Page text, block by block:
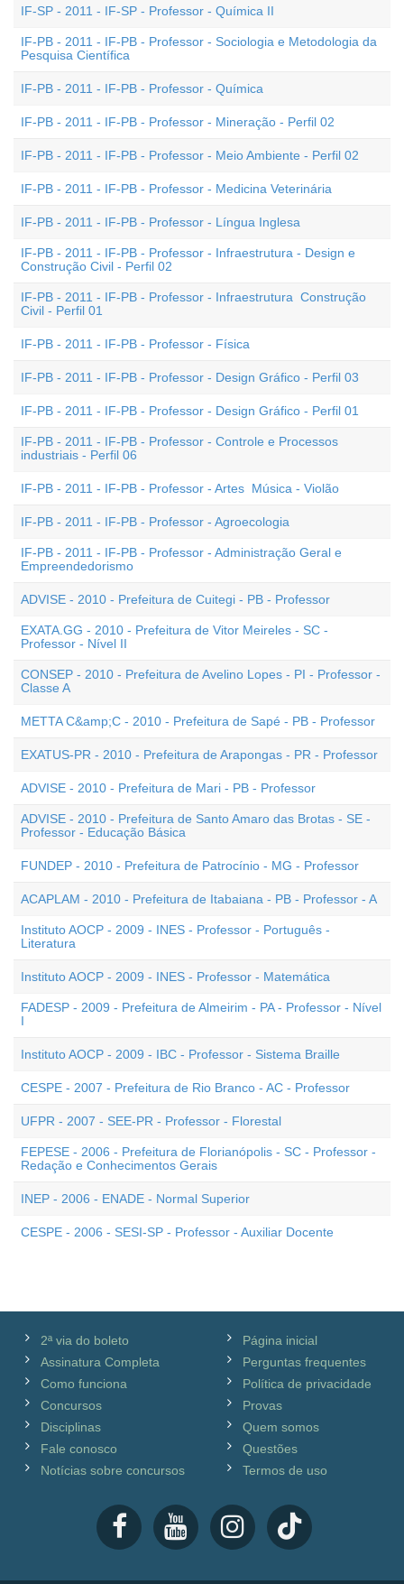
IF-SP - 2011 - IF-SP - Professor - Química II
IF-PB - 2011 - IF-PB - Professor - Sociologia e Metodologia da
Pesquisa Científica
IF-PB - 2011 - IF-PB - Professor - Química
IF-PB - 2011 - IF-PB - Professor - Mineração - Perfil 02
IF-PB - 2011 - IF-PB - Professor - Meio Ambiente - Perfil 02
IF-PB - 2011 - IF-PB - Professor - Medicina Veterinária
IF-PB - 2011 - IF-PB - Professor - Língua Inglesa
IF-PB - 2011 - IF-PB - Professor - Infraestrutura - Design e
Construção Civil - Perfil 02
IF-PB - 2011 - IF-PB - Professor - Infraestrutura  Construção
Civil - Perfil 01
IF-PB - 2011 - IF-PB - Professor - Física
IF-PB - 2011 - IF-PB - Professor - Design Gráfico - Perfil 03
IF-PB - 2011 - IF-PB - Professor - Design Gráfico - Perfil 01
IF-PB - 2011 - IF-PB - Professor - Controle e Processos
industriais - Perfil 06
IF-PB - 2011 - IF-PB - Professor - Artes  Música - Violão
IF-PB - 2011 - IF-PB - Professor - Agroecologia
IF-PB - 2011 - IF-PB - Professor - Administração Geral e
Empreendedorismo
ADVISE - 2010 - Prefeitura de Cuitegi - PB - Professor
EXATA.GG - 2010 - Prefeitura de Vitor Meireles - SC -
Professor - Nível II
CONSEP - 2010 - Prefeitura de Avelino Lopes - PI - Professor -
Classe A
METTA C&amp;C - 2010 - Prefeitura de Sapé - PB - Professor
EXATUS-PR - 2010 - Prefeitura de Arapongas - PR - Professor
ADVISE - 2010 - Prefeitura de Mari - PB - Professor
ADVISE - 2010 - Prefeitura de Santo Amaro das Brotas - SE -
Professor - Educação Básica
FUNDEP - 2010 - Prefeitura de Patrocínio - MG - Professor
ACAPLAM - 2010 - Prefeitura de Itabaiana - PB - Professor - A
Instituto AOCP - 2009 - INES - Professor - Português -
Literatura
Instituto AOCP - 2009 - INES - Professor - Matemática
FADESP - 2009 - Prefeitura de Almeirim - PA - Professor - Nível
I
Instituto AOCP - 2009 - IBC - Professor - Sistema Braille
CESPE - 2007 - Prefeitura de Rio Branco - AC - Professor
UFPR - 2007 - SEE-PR - Professor - Florestal
FEPESE - 2006 - Prefeitura de Florianópolis - SC - Professor -
Redação e Conhecimentos Gerais
INEP - 2006 - ENADE - Normal Superior
CESPE - 2006 - SESI-SP - Professor - Auxiliar Docente
2ª via do boleto
Assinatura Completa
Como funciona
Concursos
Disciplinas
Fale conosco
Notícias sobre concursos
Página inicial
Perguntas frequentes
Política de privacidade
Provas
Quem somos
Questões
Termos de uso